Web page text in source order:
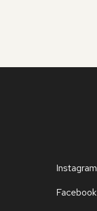
Instagram
Facebook